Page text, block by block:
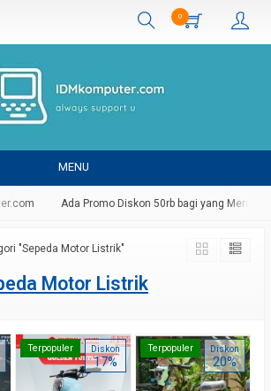
0
MENU
Ada Promo Diskon 50rb bagi yang
"Sepeda Motor Listrik"
Motor Listrik
Terpopuler Diskon
17%
Terpopuler Diskon
20%